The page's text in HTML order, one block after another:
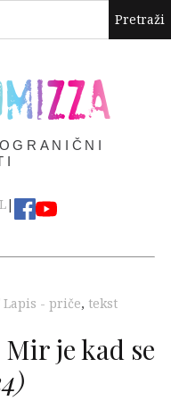
|
Lapis - priče, tekst
Mir je kad se